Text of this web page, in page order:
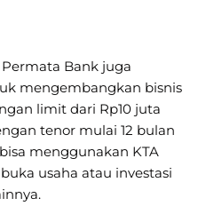
Bank juga
mengembangkan bisnis
limit dari Rp10 juta
tenor mulai 12 bulan
menggunakan KTA
usaha atau investasi